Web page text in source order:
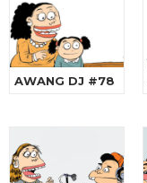
AWANG DJ #78